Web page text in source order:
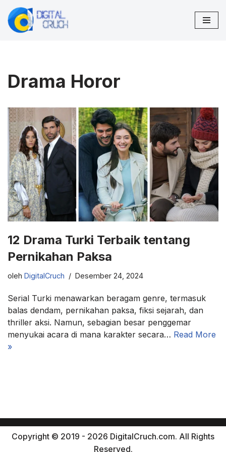
Lompat
Drama Horor
12 Drama Turki Terbaik tentang
Pernikahan Paksa
oleh DigitalCruch Desember 24, 2024
Serial Turki menawarkan beragam genre, termasuk
balas dendam, pernikahan paksa, fiksi sejarah, dan
thriller aksi. Namun, sebagian besar penggemar
menyukai acara di mana karakter secara… Read More
»
Copyright © 2019 - 2026 DigitalCruch.com. All Rights
Reserved.